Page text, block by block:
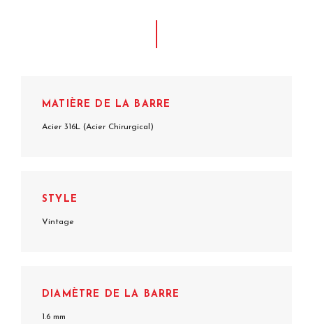
MATIÈRE DE LA BARRE
Acier 316L (Acier Chirurgical)
STYLE
Vintage
DIAMÈTRE DE LA BARRE
1.6 mm